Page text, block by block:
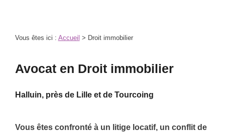
Vous êtes ici : Accueil > Droit immobilier
Avocat en Droit immobilier
Halluin, près de Lille et de Tourcoing
Vous êtes confronté à un litige locatif, un conflit de